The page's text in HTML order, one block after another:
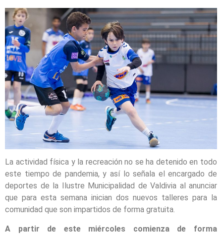
La actividad física y la recreación no se ha detenido en todo
este tiempo de pandemia, y así lo señala el encargado de
deportes de la Ilustre Municipalidad de Valdivia al anunciar
que para esta semana inician dos nuevos talleres para la
comunidad que son impartidos de forma gratuita.
A partir de este miércoles comienza de forma